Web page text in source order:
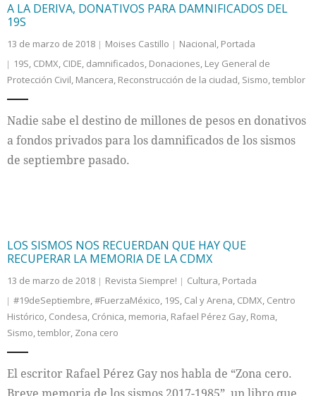
A LA DERIVA, DONATIVOS PARA DAMNIFICADOS DEL
19S
13 de marzo de 2018 Moises Castillo Nacional, Portada
19S, CDMX, CIDE, damnificados, Donaciones, Ley General de
Protección Civil, Mancera, Reconstrucción de la ciudad, Sismo,temblor
Nadie sabe el destino de millones de pesos en donativos
a fondos privados para los damnificados de los sismos
de septiembre pasado.
LOS SISMOS NOS RECUERDAN QUE HAY QUE
RECUPERAR LA MEMORIA DE LA CDMX
13 de marzo de 2018 Revista Siempre! Cultura, Portada
#19deSeptiembre,#FuerzaMéxico, 19S, Cal y Arena, CDMX, Centro
Histórico, Condesa, Crónica, memoria, Rafael Pérez Gay, Roma,
Sismo,temblor, Zona cero
El escritor Rafael Pérez Gay nos habla de “Zona cero.